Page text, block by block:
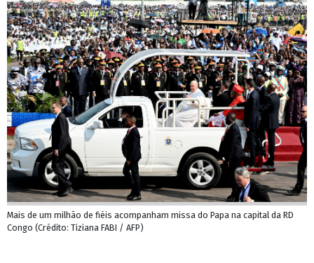
Mais de um milhão de fiéis acompanham missa do Papa na capital da RD
Congo (Crédito: Tiziana FABI / AFP)